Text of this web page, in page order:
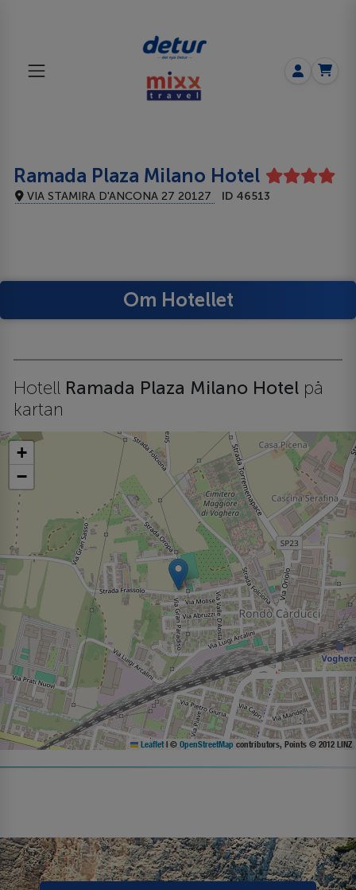
Ramada Plaza Milano Hotel
VIA STAMIRA D'ANCONA 27 20127 ID 46513
Om Hotellet
Hotell Ramada Plaza Milano Hotel på
kartan
+
−
Leaflet | © OpenStreetMap contributors, Points © 2012 LINZ